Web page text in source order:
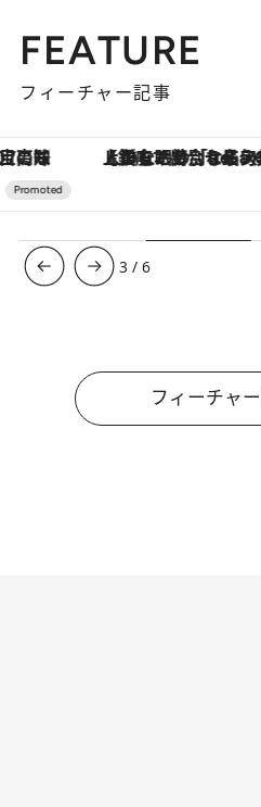
FEATURE
フィーチャー記事
【銀座で出合う最旬美容】美髪ケアや上質な眠り…セルフケアのアップデートから、特別な名入れギフ
3 /6
フィーチャ